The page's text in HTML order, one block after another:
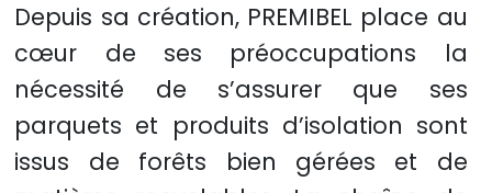
Depuis sa création, PREMIBEL place au
cœur de ses préoccupations la
nécessité de s’assurer que ses
parquets et produits d’isolation sont
issus de forêts bien gérées et de